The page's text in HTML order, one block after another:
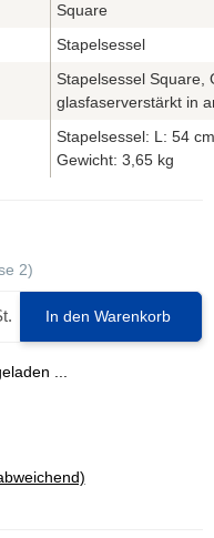
Square
Stapelsessel
Stapelsessel Square,
glasfaserverstärkt in
Stapelsessel: L: 54
Gewicht: 3,65 kg
2)
In den Warenkorb
...